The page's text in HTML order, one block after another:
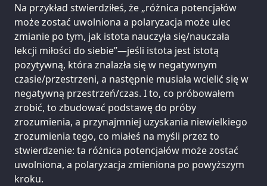
Na przykład stwierdziłeś, że „różnica potencjałów
może zostać uwolniona a polaryzacja może ulec
zmianie po tym, jak istota nauczyła się/nauczała
lekcji miłości do siebie”—jeśli istota jest istotą
pozytywną, która znalazła się w negatywnym
czasie/przestrzeni, a następnie musiała wcielić się w
negatywną przestrzeń/czas. I to, co próbowałem
zrobić, to zbudować podstawę do próby
zrozumienia, a przynajmniej uzyskania niewielkiego
zrozumienia tego, co miałeś na myśli przez to
stwierdzenie: ta różnica potencjałów może zostać
uwolniona, a polaryzacja zmieniona po powyższym
kroku.